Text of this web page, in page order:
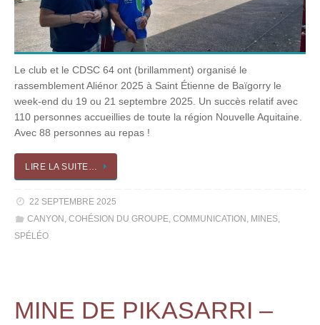
Le club et le CDSC 64 ont (brillamment) organisé le
rassemblement Aliénor 2025 à Saint Étienne de Baïgorry le
week-end du 19 ou 21 septembre 2025. Un succès relatif avec
110 personnes accueillies de toute la région Nouvelle Aquitaine.
Avec 88 personnes au repas !
LIRE LA SUITE…
22 SEPTEMBRE 2025
CANYON, COHÉSION DU GROUPE, COMMUNICATION, MINES,
SPÉLÉO
MINE DE PIKASARRI –